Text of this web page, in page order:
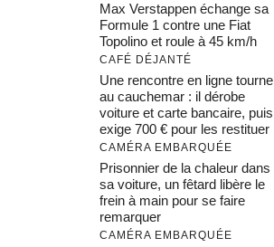
Max Verstappen échange sa
Formule 1 contre une Fiat
Topolino et roule à 45 km/h
CAFÉ DÉJANTÉ
Une rencontre en ligne tourne
au cauchemar : il dérobe
voiture et carte bancaire, puis
exige 700 € pour les restituer
CAMÉRA EMBARQUÉE
Prisonnier de la chaleur dans
sa voiture, un fêtard libère le
frein à main pour se faire
remarquer
CAMÉRA EMBARQUÉE